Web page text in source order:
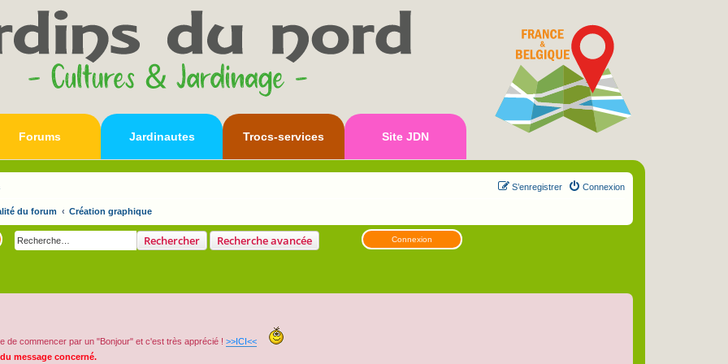
Forums Jardinautes Trocs-services Site JDN
Connexion
S’enregistrer
du forum Création graphique
Rechercher Recherche avancée Connexion
de commencer par un "Bonjour" et c'est très apprécié ! >>ICI<<
message concerné.